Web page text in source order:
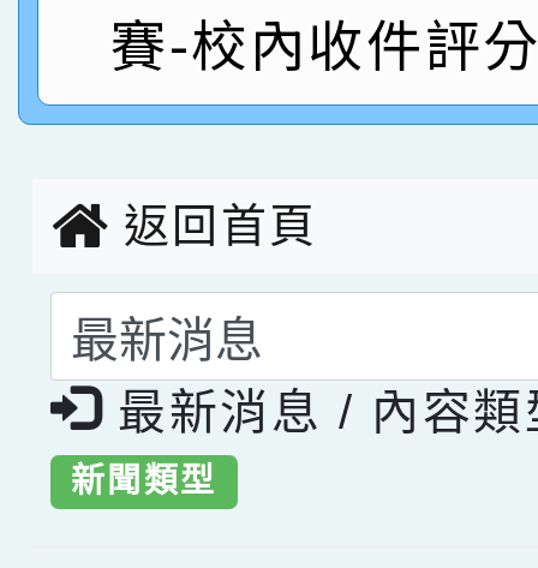
指導老師林老師
賽 劉文瑛教師榮獲教
臺灣台語-第二名
賀！本校參與2026世
市賽榮獲科學小創客佳
賽-校內收件評
返回首頁
選擇後頁面內容會更
最新消息 / 內容類
新聞類型